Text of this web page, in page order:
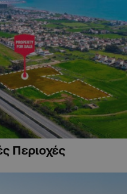
Περιοχές